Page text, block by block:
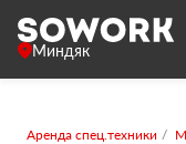
Миндяк
Аренда спец.техники